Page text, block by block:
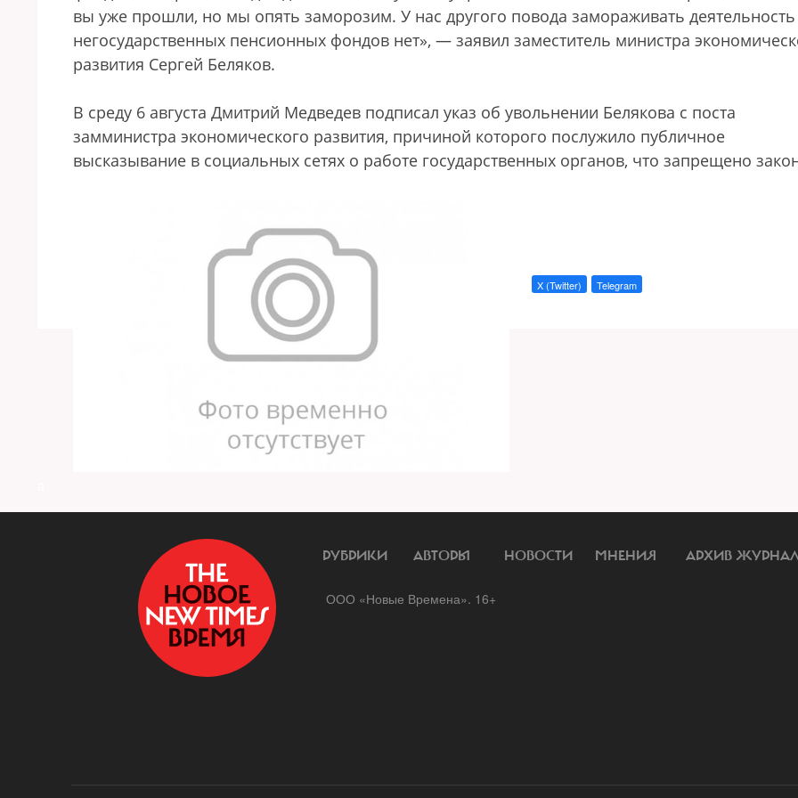
вы уже прошли, но мы опять заморозим. У нас другого повода замораживать деятельность
негосударственных пенсионных фондов нет», — заявил заместитель министра
развития Сергей Беляков.
В среду 6 августа Дмитрий Медведев подписал указ об увольнении Белякова с поста
замминистра экономического развития, причиной которого послужило публичное
высказывание в социальных сетях о работе государственных органов, что запрещено
X (Twitter) Telegram
РУБРИКИ АВТОРЫ НОВОСТИ МНЕНИЯ АРХИВ
ООО «Новые Времена». 16+